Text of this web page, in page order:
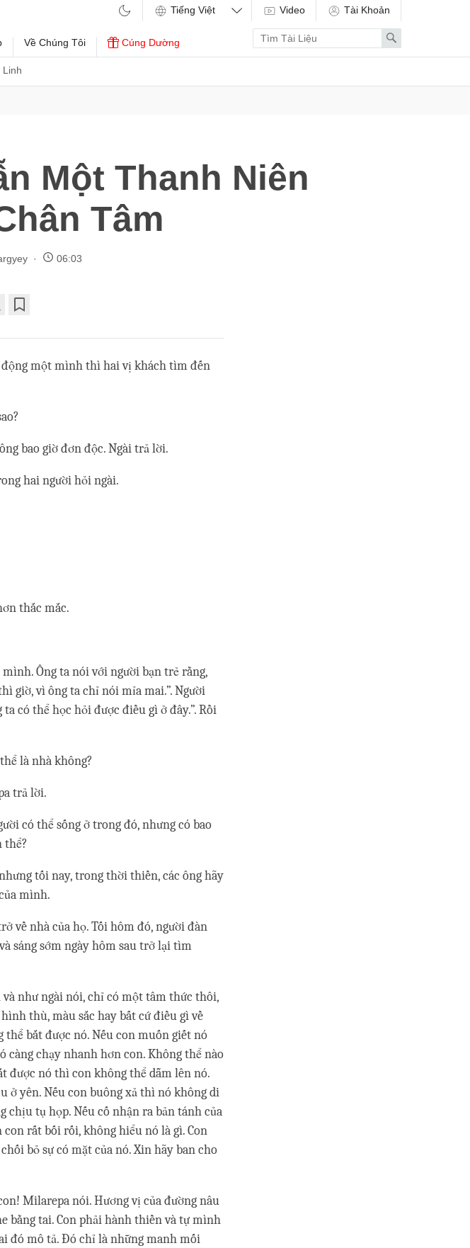
Về Chúng Tôi Cúng Dường
Video Tài Khoản
Enter
search
term
Search
Một Thanh Niên
Tâm
06:03
một mình thì hai vị khách tìm đến
bao giờ đơn độc. Ngài trả lời.
hai người hỏi ngài.
thắc mắc.
Ông ta nói với người bạn trẻ rằng,
giờ, vì ông ta chỉ nói mỉa mai.”. Người
có thể học hỏi được điều gì ở đây.”. Rồi
là nhà không?
trả lời.
có thể sống ở trong đó, nhưng có bao
thể?
tối nay, trong thời thiền, các ông hãy
mình.
về nhà của họ. Tối hôm đó, người đàn
sáng sớm ngày hôm sau trở lại tìm
như ngài nói, chỉ có một tâm thức thôi,
thù, màu sắc hay bất cứ điều gì về
bắt được nó. Nếu con muốn giết nó
càng chạy nhanh hơn con. Không thể nào
được nó thì con không thể dẫm lên nó.
ở yên. Nếu con buông xả thì nó không di
chịu tụ họp. Nếu cố nhận ra bản tánh của
rất bối rối, không hiểu nó là gì. Con
bỏ sự có mặt của nó. Xin hãy ban cho
Milarepa nói. Hương vị của đường nâu
bằng tai. Con phải hành thiền và tự mình
đó mô tả. Đó chỉ là những manh mối